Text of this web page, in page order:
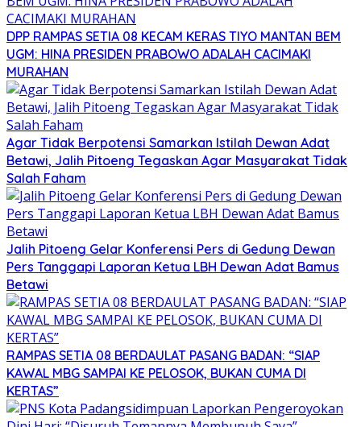
DPP RAMPAS SETIA 08 KECAM KERAS TIYO MANTAN BEM
UGM: HINA PRESIDEN PRABOWO ADALAH CACIMAKI
MURAHAN
Agar Tidak Berpotensi Samarkan Istilah Dewan Adat
Betawi, Jalih Pitoeng Tegaskan Agar Masyarakat Tidak
Salah Faham
Jalih Pitoeng Gelar Konferensi Pers di Gedung Dewan
Pers Tanggapi Laporan Ketua LBH Dewan Adat Bamus
Betawi
RAMPAS SETIA 08 BERDAULAT PASANG BADAN: “SIAP
KAWAL MBG SAMPAI KE PELOSOK, BUKAN CUMA DI
KERTAS”